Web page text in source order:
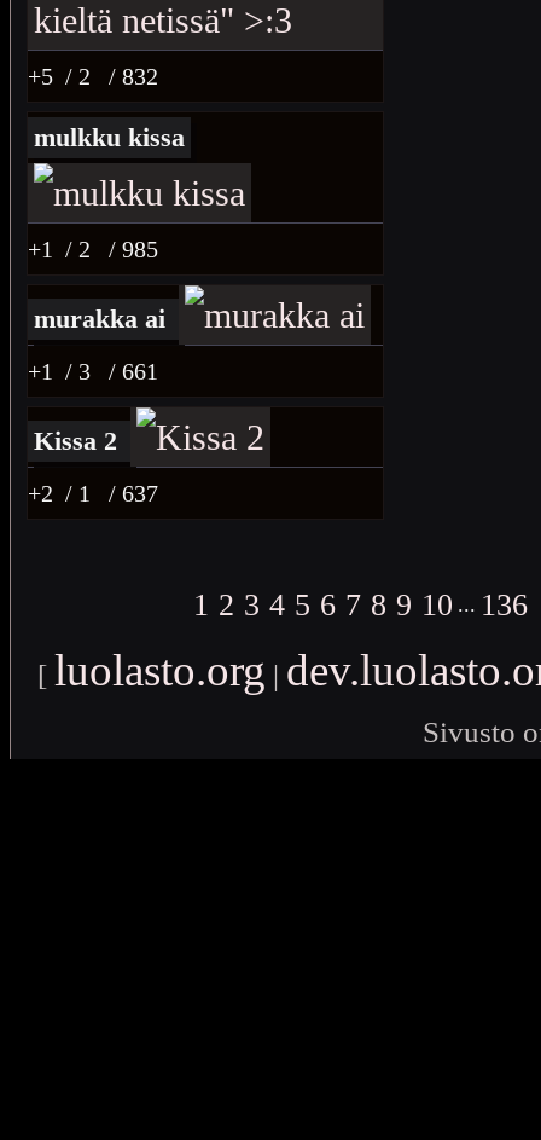
+5 / 2 / 832
mulkku kissa
+1 / 2 / 985
murakka ai
+1 / 3 / 661
Kissa 2
+2 / 1 / 637
1 2 3 4 5 6 7 8 9 10 ... 136
[ luolasto.org |
Sivusto